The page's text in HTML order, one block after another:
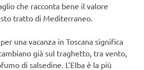
che racconta bene il valore
tratto di Mediterraneo.
una vacanza in Toscana significa
già sul traghetto, tra vento,
di salsedine. L’Elba è la più